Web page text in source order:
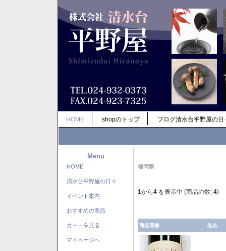
HOME shopのトップ ブログ清水台平野屋の日
Menu
HOME
清水台平野屋の日々
イベント案内
おすすめの商品
カートを見る
マイページへ
福岡県
1から4 を表示中 (商品の数: 4)
商品画像 品名-